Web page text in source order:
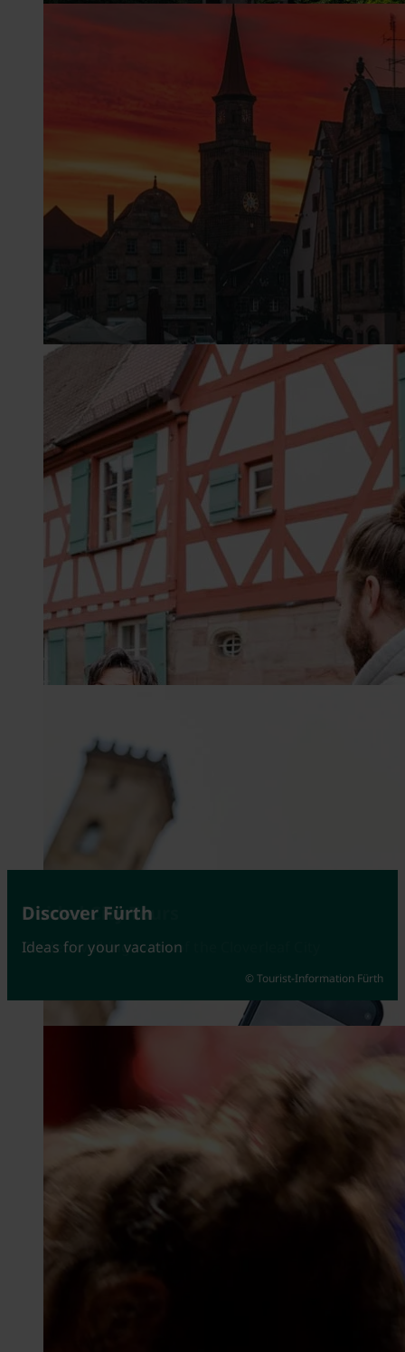
Attractions
Fürth at its best
© Johannes Heuckeroth
Guided City Tours
Guided walking tours of the Cloverleaf City
© Kerstin Nussbächer
Discover Fürth
Ideas for your vacation
© Tourist-Information Fürth